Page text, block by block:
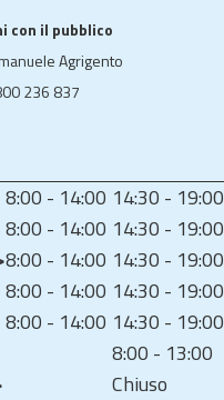
con il pubblico
Agrigento
236 837
8:00 - 14:00 14:30 - 19:00
8:00 - 14:00 14:30 - 19:00
8:00 - 14:00 14:30 - 19:00
8:00 - 14:00 14:30 - 19:00
8:00 - 14:00 14:30 - 19:00
8:00 - 13:00
Chiuso